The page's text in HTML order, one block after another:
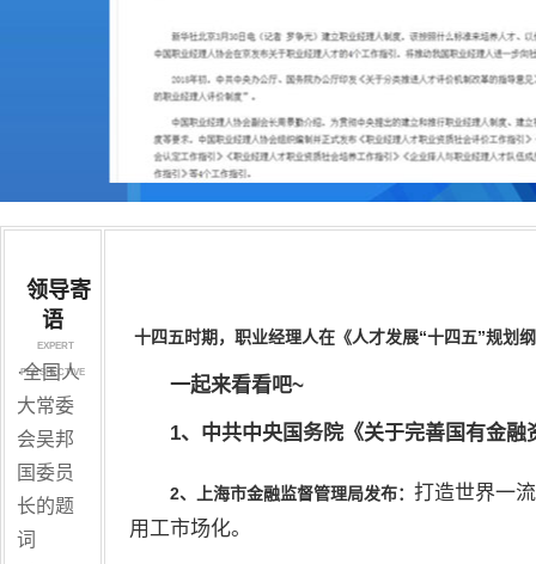
领导寄
语
EXPERT
PERSPECTIVE
·全国人
大常委
会吴邦
国委员
长的题
词
十四五时期，职业经理人在《人才发展“十四五”规划
一起来看看吧~
1、 中共中央国务院《关于完善国有金融
2、 上海市金融监督管理局发布： 打造世界一
用工市场化。